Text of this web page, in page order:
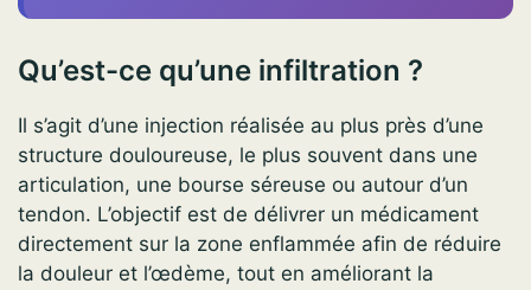
Qu’est-ce qu’une infiltration ?
Il s’agit d’une injection réalisée au plus près d’une
structure douloureuse, le plus souvent dans une
articulation, une bourse séreuse ou autour d’un
tendon. L’objectif est de délivrer un médicament
directement sur la zone enflammée afin de réduire
la douleur et l’œdème, tout en améliorant la